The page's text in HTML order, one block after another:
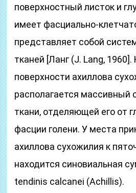
поверхностный листок и
имеет фасциально-
представляет собой
тканей [Ланг (J. Lang,
поверхности ахиллова
располагается массивный
ткани, отделяющей его от
фасции голени. У места
ахиллова сухожилия к
находится синовиальная
tendinis calcanei (Achillis).